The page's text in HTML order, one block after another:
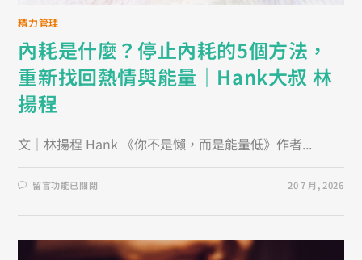
精力管理
內耗是什麼？停止內耗的5個方法，
重新找回熱情與能量｜Hank大叔 林
揚程
文｜林揚程 Hank 《你不是懶，而是能量低》作者...
留言功能已關閉 20 7 月, 2026